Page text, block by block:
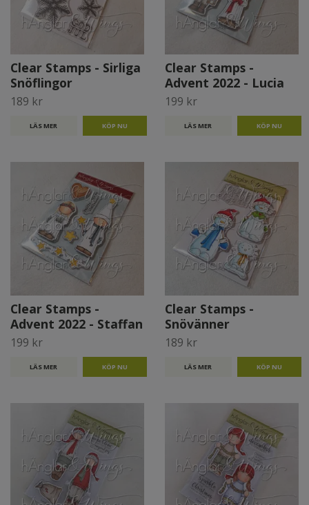
Clear Stamps - Sirliga
Snöflingor
189 kr
LÄS MER
Clear Stamps -
Advent 2022 - Lucia
199 kr
LÄS MER
Clear Stamps -
Advent 2022 - Staffan
199 kr
LÄS MER
Clear Stamps -
Snövänner
189 kr
LÄS MER